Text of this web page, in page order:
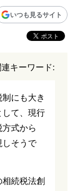
いつも見るサイト
連キーワード:
にも大き
して、現行
式から
しそうで
続税法創